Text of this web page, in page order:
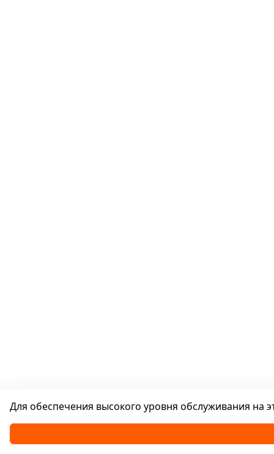
Каталог
Для обеспечения высокого уровня обслуживания на